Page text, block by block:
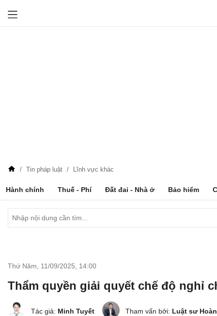
Tin pháp luật Lĩnh vực khác
Hành chính Thuế - Phí Đất đai - Nhà ở Bảo hiểm
Thứ Năm, 11/09/2025 14:00
Thẩm quyền giải quyết chế độ nghỉ
Tác giả: Minh Tuyết Tham vấn bởi: Luật sư